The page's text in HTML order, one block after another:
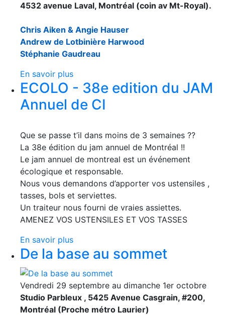
4532 avenue Laval, Montréal (coin av Mt-Royal).
Chris Aiken & Angie Hauser
Andrew de Lotbinière Harwood
Stéphanie Gaudreau
En savoir plus
ECOLO - 38e edition du JAM
Annuel de CI
Que se passe t’il dans moins de 3 semaines ??
La 38e édition du jam annuel de Montréal !!
Le jam annuel de montreal est un événement
écologique et responsable.
Nous vous demandons d’apporter vos ustensiles ,
tasses, bols et serviettes.
Un traiteur nous fourni de vraies assiettes.
AMENEZ VOS USTENSILES ET VOS TASSES
En savoir plus
De la base au sommet
Vendredi 29 septembre au dimanche 1er octobre
Studio Parbleux , 5425 Avenue Casgrain, #200,
Montréal (Proche métro Laurier)